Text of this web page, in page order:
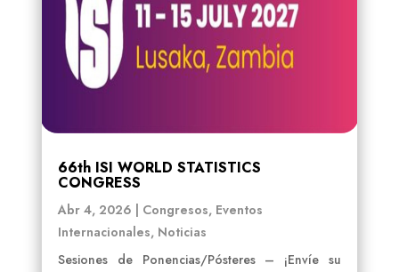
66th ISI WORLD STATISTICS
CONGRESS
Abr 4, 2026 Congresos, Eventos
Internacionales, Noticias
Sesiones de Ponencias/Pósteres – ¡Envíe su